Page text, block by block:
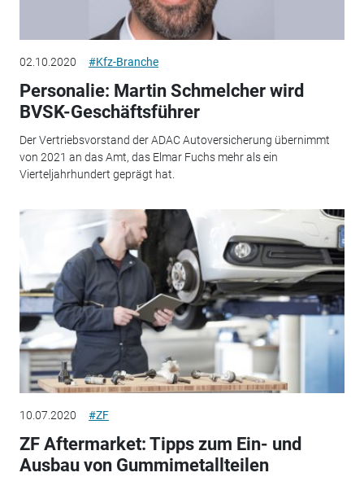
02.10.2020 #Kfz-Branche
Personalie: Martin Schmelcher wird
BVSK-Geschäftsführer
Der Vertriebsvorstand der ADAC Autoversicherung übernimmt
von 2021 an das Amt, das Elmar Fuchs mehr als ein
Vierteljahrhundert geprägt hat.
10.07.2020 #ZF
ZF Aftermarket: Tipps zum Ein- und
Ausbau von Gummimetallteilen